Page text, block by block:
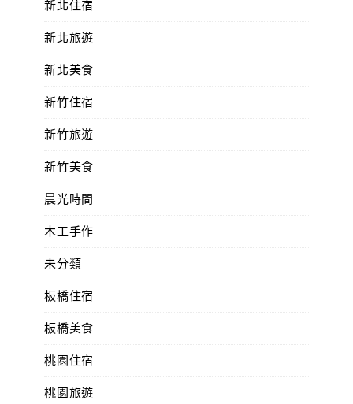
新北住宿
新北旅遊
新北美食
新竹住宿
新竹旅遊
新竹美食
晨光時間
木工手作
未分類
板橋住宿
板橋美食
桃園住宿
桃園旅遊